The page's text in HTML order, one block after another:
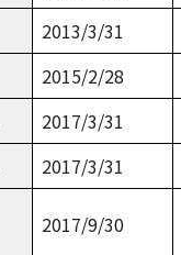
2013/3/31
2015/2/28
2017/3/31
2017/3/31
2017/9/30